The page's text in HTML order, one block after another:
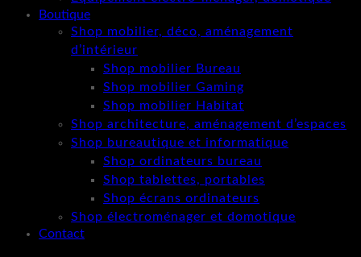
Boutique
Shop mobilier, déco, aménagement
d’intérieur
Shop mobilier Bureau
Shop mobilier Gaming
Shop mobilier Habitat
Shop architecture, aménagement d’espaces
Shop bureautique et informatique
Shop ordinateurs bureau
Shop tablettes, portables
Shop écrans ordinateurs
Shop électroménager et domotique
Contact